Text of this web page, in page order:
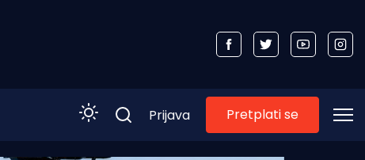
Prijava Pretplati se